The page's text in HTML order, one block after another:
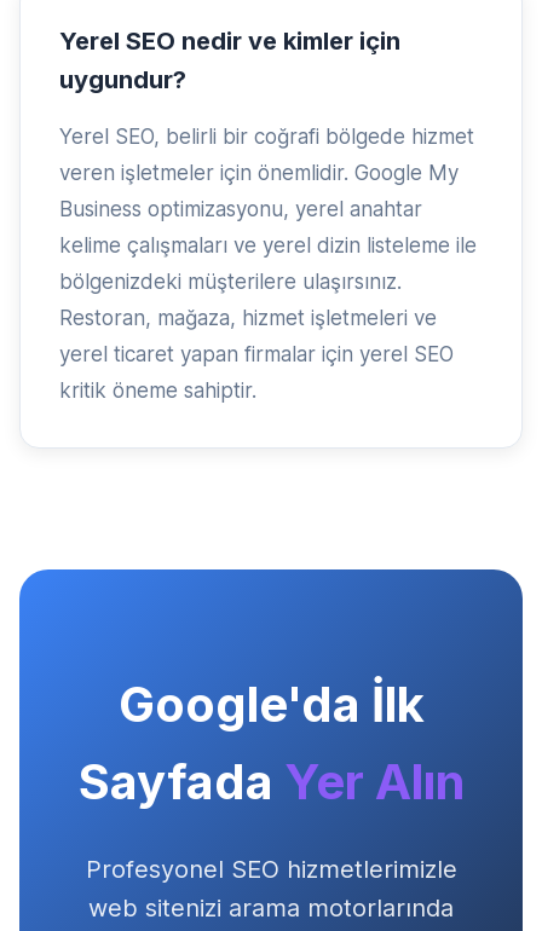
Yerel SEO nedir ve kimler için
uygundur?
Yerel SEO, belirli bir coğrafi bölgede hizmet
veren işletmeler için önemlidir. Google My
Business optimizasyonu, yerel anahtar
kelime çalışmaları ve yerel dizin listeleme ile
bölgenizdeki müşterilere ulaşırsınız.
Restoran, mağaza, hizmet işletmeleri ve
yerel ticaret yapan firmalar için yerel SEO
kritik öneme sahiptir.
Google'da İlk
Sayfada Yer Alın
Profesyonel SEO hizmetlerimizle
web sitenizi arama motorlarında